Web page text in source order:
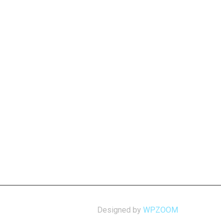
Designed by WPZOOM